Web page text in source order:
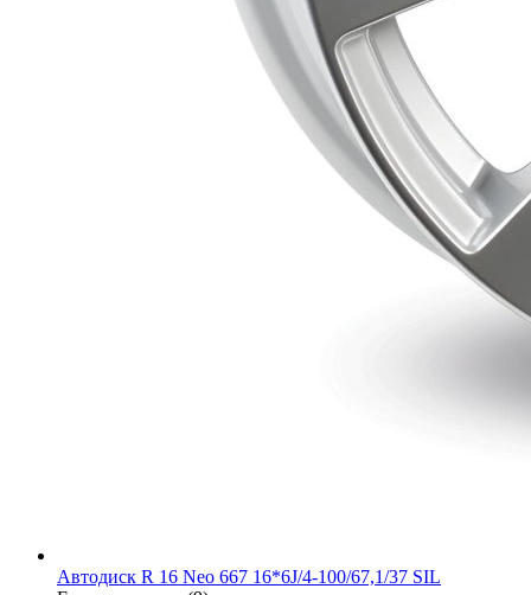
Автодиск R 16 Neo 667 16*6J/4-100/67,1/37 SIL